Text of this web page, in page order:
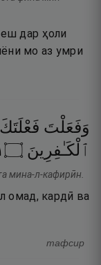
дар ҳоли
мо аз умри
وَفَعَلْتَ فَعْلَتَكَ
ٱلْكَـٰفِرِينَ ۝
мина-л-кафирӣн.
омад, кардӣ ва
тафсир